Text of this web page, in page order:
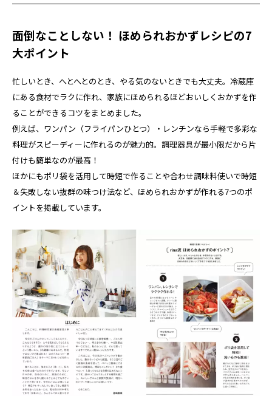
面倒なことしない！ ほめられおかずレシピの7
大ポイント
忙しいとき、へとへとのとき、やる気のないときでも大丈夫。冷蔵庫
にある食材でラクに作れ、家族にほめられるほどおいしくおかずを作
ることができるコツをまとめました。
例えば、ワンパン（フライパンひとつ）・レンチンなら手軽で多彩な
料理がスピーディーに作れるのが魅力的。調理器具が最小限だから片
付けも簡単なのが最高！
ほかにもポリ袋を活用して時短で作ることや合わせ調味料使いで時短
＆失敗しない抜群の味つけ法など、ほめられおかずが作れる7つのポ
イントを掲載しています。